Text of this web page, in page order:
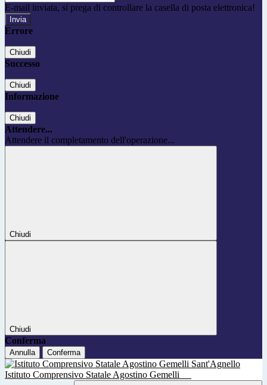
E-mail inviata, si prega di controllare la casella di posta elettronica!
Errore
Chiudi
Successo
Chiudi
Informazione
Chiudi
Attendere...
Attendere il completamento dell'operazione...
Chiudi
Chiudi
Conferma
Annulla Conferma
Istituto Comprensivo Statale Agostino Gemelli